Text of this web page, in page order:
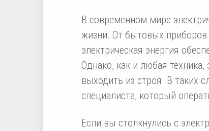
В современном мире
жизни. От бытовых
электрическая энергия
Однако, как и любая
выходить из строя. В таких
специалиста, который
Если вы столкнулись с